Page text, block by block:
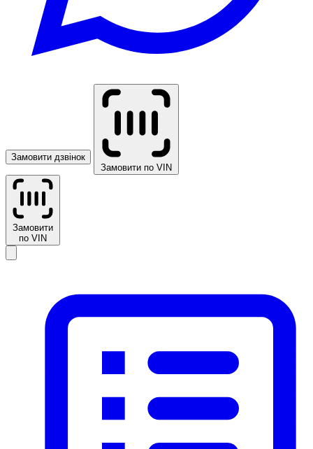
Замовити дзвінок
Замовити по VIN
Замовити
по VIN